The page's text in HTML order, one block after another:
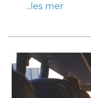
...les mer